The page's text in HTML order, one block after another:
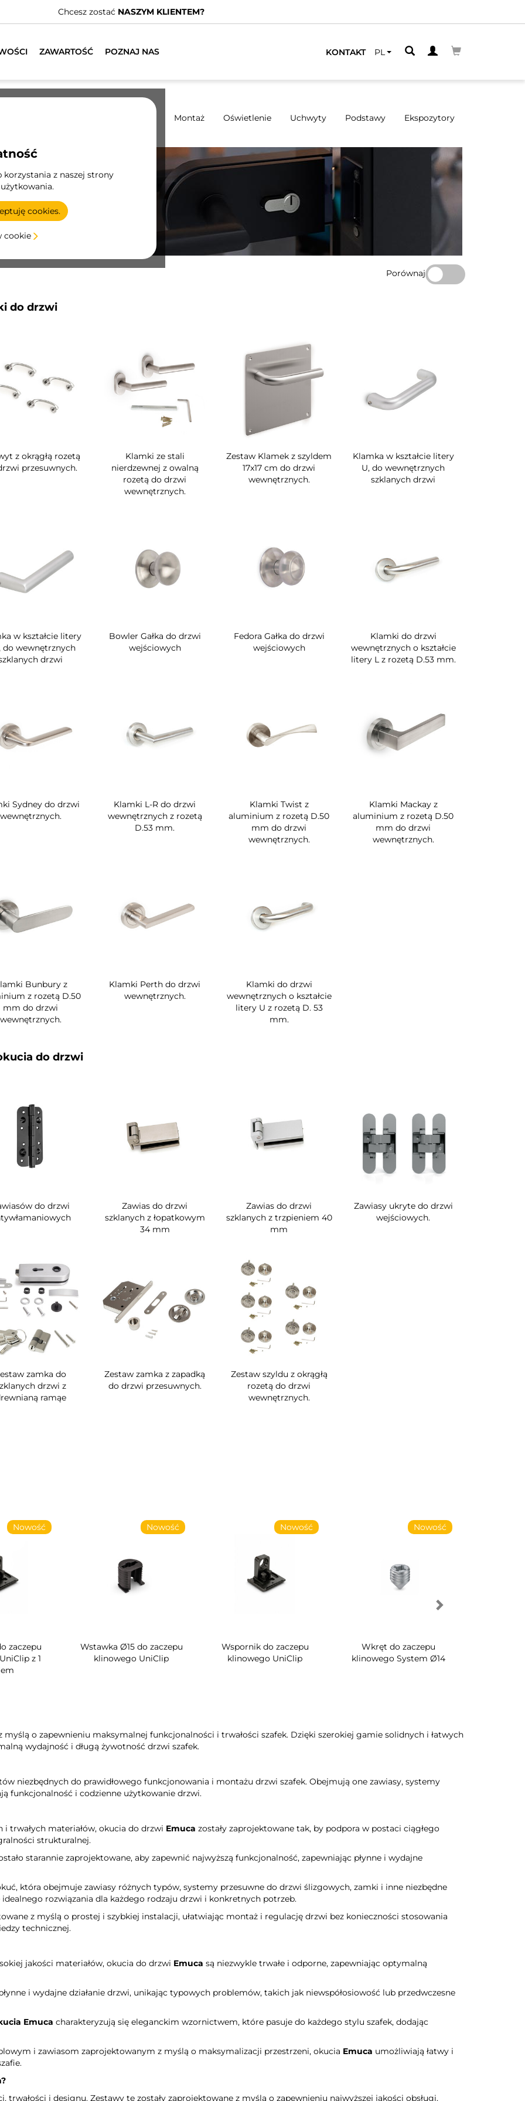
Posiadamy wyspecjalizowanych dystrybutorów.
ZAWARTOŚĆ POZNAJ NAS KONTAKT PL
z naszej strony
cookies.
cookie
Montaż Oświetlenie Uchwyty Podstawy Ekspozytory
i
Porównaj
do drzwi
z okrągłą rozetą
przesuwnych.
Klamki ze stali
nierdzewnej z owalną
rozetą do drzwi
wewnętrznych.
Zestaw Klamek z szyldem
17x17 cm do drzwi
wewnętrznych.
Klamka w kształcie litery
U, do wewnętrznych
szklanych drzwi
w kształcie litery
do wewnętrznych
drzwi
Bowler Gałka do drzwi
wejściowych
Fedora Gałka do drzwi
wejściowych
Klamki do drzwi
wewnętrznych o kształcie
litery L z rozetą D.53 mm.
Sydney do drzwi
wewnętrznych.
Klamki L-R do drzwi
wewnętrznych z rozetą
D.53 mm.
Klamki Twist z
aluminium z rozetą D.50
mm do drzwi
wewnętrznych.
Klamki Mackay z
aluminium z rozetą D.50
mm do drzwi
wewnętrznych.
Bunbury z
z rozetą D.50
mm do drzwi
wewnętrznych.
Klamki Perth do drzwi
wewnętrznych.
Klamki do drzwi
wewnętrznych o kształcie
litery U z rozetą D. 53
mm.
do drzwi
do drzwi
Zawias do drzwi
szklanych z łopatkowym
34 mm
Zawias do drzwi
szklanych z trzpieniem 40
mm
Zawiasy ukryte do drzwi
wejściowych.
zamka do
drzwi z
ramąe
Zestaw zamka z zapadką
do drzwi przesuwnych.
Zestaw szyldu z okrągłą
rozetą do drzwi
wewnętrznych.
Ø14
Nowość
Obrotowy stojak na buty do
szafy Quartz
Nowość
Listwa zasilająca z
gniazdkami wysuwana
Nowość
Wspornik do zaczepu
klinowego UniClip z 1
myślą o zapewnieniu maksymalnej funkcjonalności i trwałości szafek. Dzięki szerokiej gamie solidnych i łatwych
wydajność i długą żywotność drzwi szafek.
niezbędnych do prawidłowego funkcjonowania i montażu drzwi szafek. Obejmują one zawiasy, systemy
funkcjonalność i codzienne użytkowanie drzwi.
trwałych materiałów, okucia do drzwi Emuca zostały zaprojektowane tak, by podpora w postaci ciągłego
strukturalnej.
starannie zaprojektowane, aby zapewnić najwyższą funkcjonalność, zapewniając płynne i wydajne
która obejmuje zawiasy różnych typów, systemy przesuwne do drzwi ślizgowych, zamki i inne niezbędne
rozwiązania dla każdego rodzaju drzwi i konkretnych potrzeb.
z myślą o prostej i szybkiej instalacji, ułatwiając montaż i regulację drzwi bez konieczności stosowania
technicznej.
jakości materiałów, okucia do drzwi Emuca są niezwykle trwałe i odporne, zapewniając optymalną
i wydajne działanie drzwi, unikając typowych problemów, takich jak niewspółosiowość lub przedwczesne
Emuca charakteryzują się eleganckim wzornictwem, które pasuje do każdego stylu szafek, dodając
i zawiasom zaprojektowanym z myślą o maksymalizacji przestrzeni, okucia Emuca umożliwiają łatwy i
?
trwałości i designu. Zestawy te zostały zaprojektowane z myślą o zapewnieniu najwyższej jakości obsługi,